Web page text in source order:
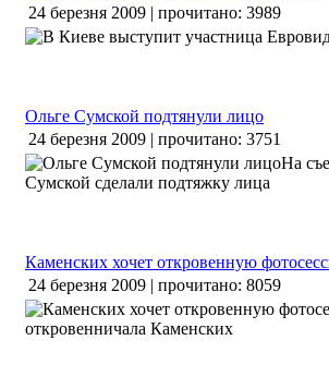
24 березня 2009 | прочитано: 3989
Ольге Сумской подтянули лицо
24 березня 2009 | прочитано: 3751
На
Сумской сделали подтяжку лица
Каменских хочет откровенную
24 березня 2009 | прочитано: 8059
откровенничала Каменских